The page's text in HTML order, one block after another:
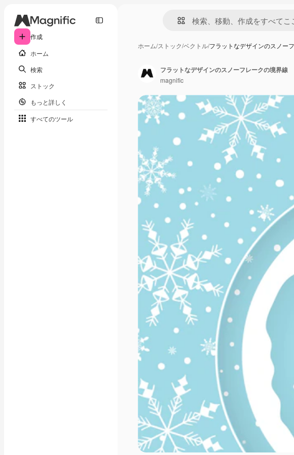
作成
ホーム
検索
ストック
もっと詳しく
すべてのツール
ホーム/ストック/ベクトル/フラットなデザインのスノー
フラットなデザインのスノーフレークの境界線
magnific